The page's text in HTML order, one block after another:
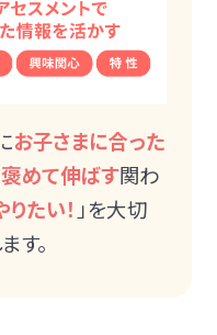
お子さまに合った
褒めて伸ばす関わ
たい！ 」を大切
す。